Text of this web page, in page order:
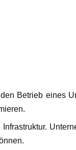
Betrieb eines